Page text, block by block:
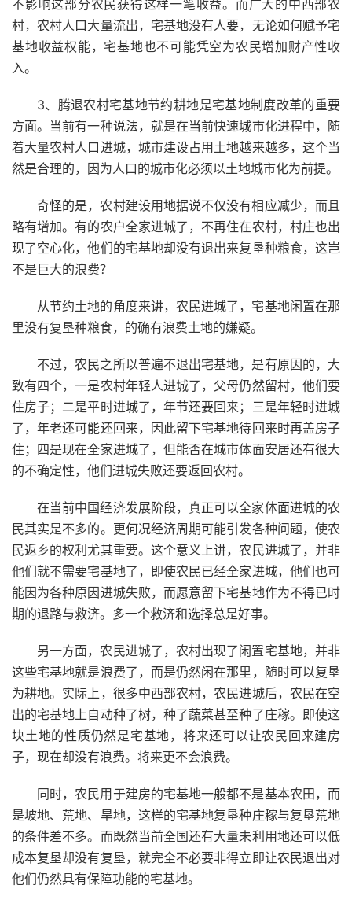
不影响这部分农民获得这样一笔收益。而广大的中西部农
村，农村人口大量流出，宅基地没有人要，无论如何赋予宅
基地收益权能，宅基地也不可能凭空为农民增加财产性收
入。
3、腾退农村宅基地节约耕地是宅基地制度改革的重要
方面。当前有一种说法，就是在当前快速城市化进程中，随
着大量农村人口进城，城市建设占用土地越来越多，这个当
然是合理的，因为人口的城市化必须以土地城市化为前提。
奇怪的是，农村建设用地据说不仅没有相应减少，而且
略有增加。有的农户全家进城了，不再住在农村，村庄也出
现了空心化，他们的宅基地却没有退出来复垦种粮食，这岂
不是巨大的浪费？
从节约土地的角度来讲，农民进城了，宅基地闲置在那
里没有复垦种粮食，的确有浪费土地的嫌疑。
不过，农民之所以普遍不退出宅基地，是有原因的，大
致有四个，一是农村年轻人进城了，父母仍然留村，他们要
住房子；二是平时进城了，年节还要回来；三是年轻时进城
了，年老还可能还回来，因此留下宅基地待回来时再盖房子
住；四是现在全家进城了，但能否在城市体面安居还有很大
的不确定性，他们进城失败还要返回农村。
在当前中国经济发展阶段，真正可以全家体面进城的农
民其实是不多的。更何况经济周期可能引发各种问题，使农
民返乡的权利尤其重要。这个意义上讲，农民进城了，并非
他们就不需要宅基地了，即使农民已经全家进城，他们也可
能因为各种原因进城失败，而愿意留下宅基地作为不得已时
期的退路与救济。多一个救济和选择总是好事。
另一方面，农民进城了，农村出现了闲置宅基地，并非
这些宅基地就是浪费了，而是仍然闲在那里，随时可以复垦
为耕地。实际上，很多中西部农村，农民进城后，农民在空
出的宅基地上自动种了树，种了蔬菜甚至种了庄稼。即使这
块土地的性质仍然是宅基地，将来还可以让农民回来建房
子，现在却没有浪费。将来更不会浪费。
同时，农民用于建房的宅基地一般都不是基本农田，而
是坡地、荒地、旱地，这样的宅基地复垦种庄稼与复垦荒地
的条件差不多。而既然当前全国还有大量未利用地还可以低
成本复垦却没有复垦，就完全不必要非得立即让农民退出对
他们仍然具有保障功能的宅基地。